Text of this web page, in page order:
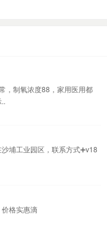
，制氧浓度88，家用医用都
埔工业园区，联系方式➕v18
格实惠滴